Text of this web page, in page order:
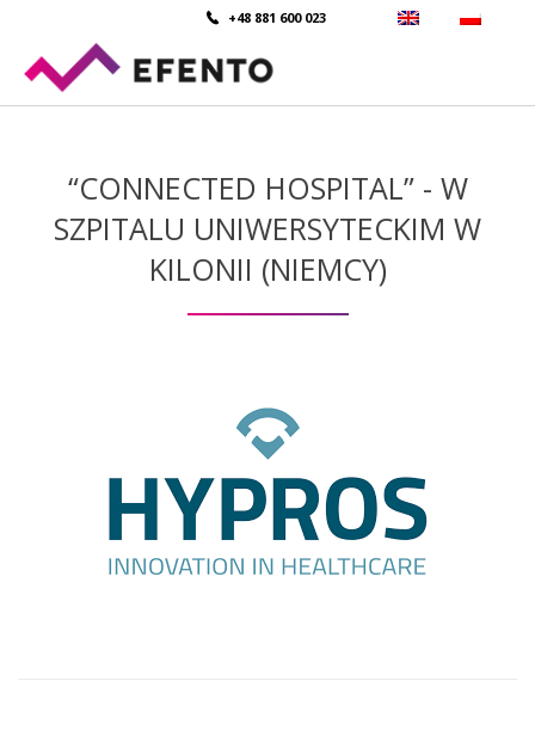
+48 881 600 023
“CONNECTED HOSPITAL” - W
SZPITALU UNIWERSYTECKIM W
KILONII (NIEMCY)